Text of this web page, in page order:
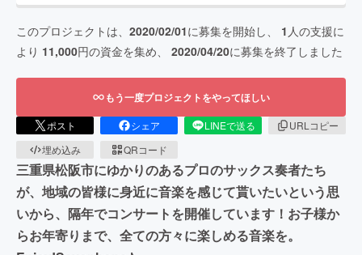
このプロジェクトは、 2020/02/01に募集を開始し、 1 人の支援に
より 11,000円の資金を集め、 2020/04/20に募集を終了しました
もう一度プロジェクトをやってほしい
ポスト シェア LINEで送る
URLコピー
埋め込み
QRコード
三重県松阪市にゆかりのあるプロのサックス奏者たち
が、地域の皆様に身近に音楽を感じて貰いたいという思
いから、隔年でコンサートを開催しています！お子様か
らお年寄りまで、全ての方々に楽しめる音楽を。